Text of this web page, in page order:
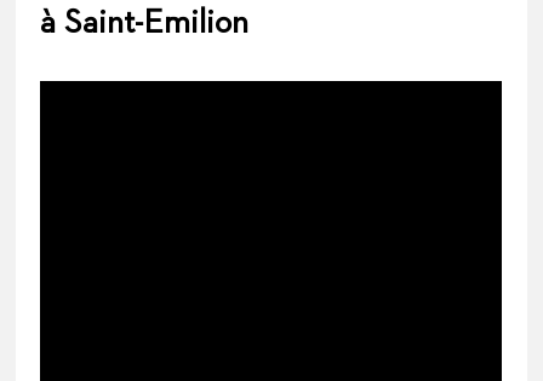
à Saint-Emilion